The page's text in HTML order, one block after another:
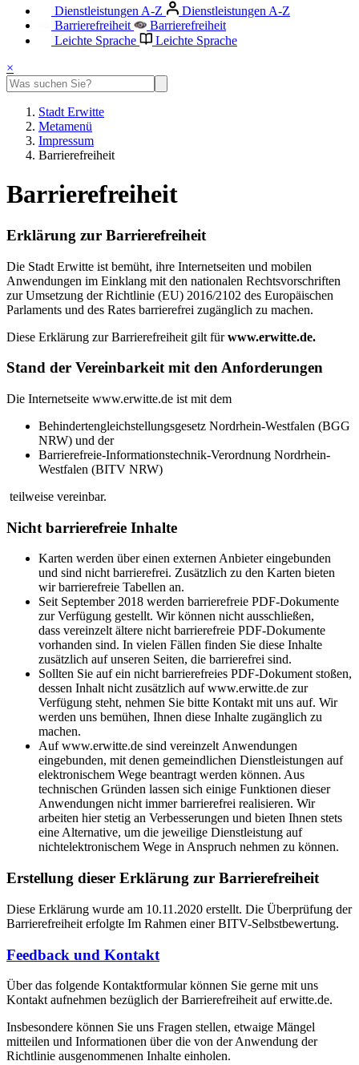
Dienstleistungen A-Z
Dienstleistungen A-Z
Barrierefreiheit
Barrierefreiheit
Leichte Sprache
Leichte Sprache
×
Stadt Erwitte
Metamenü
Impressum
Barrierefreiheit
Barrierefreiheit
Erklärung zur Barrierefreiheit
Die Stadt Erwitte ist bemüht, ihre Internetseiten und mobilen
Anwendungen im Einklang mit den nationalen Rechtsvorschriften
zur Umsetzung der Richtlinie (EU) 2016/2102 des Europäischen
Parlaments und des Rates barrierefrei zugänglich zu machen.
Diese Erklärung zur Barrierefreiheit gilt fürwww.erwitte.de.
Stand der Vereinbarkeit mit den Anforderungen
Die Internetseite www.erwitte.de ist mit dem
Behindertengleichstellungsgesetz Nordrhein-Westfalen (BGG
NRW) und der
Barrierefreie-Informationstechnik-Verordnung Nordrhein-
Westfalen (BITV NRW)
teilweise vereinbar.
Nicht barrierefreie Inhalte
Karten werden über einen externen Anbieter eingebunden
und sind nicht barrierefrei. Zusätzlich zu den Karten bieten
wir barrierefreie Tabellen an.
Seit September 2018 werden barrierefreie PDF-Dokumente
zur Verfügung gestellt. Wir können nicht ausschließen,
dass vereinzelt ältere nicht barrierefreie PDF-Dokumente
vorhanden sind. In vielen Fällen finden Sie diese Inhalte
zusätzlich auf unseren Seiten, die barrierefrei sind.
Sollten Sie auf ein nicht barrierefreies PDF-Dokument stoßen,
dessen Inhalt nicht zusätzlich auf www.erwitte.de zur
Verfügung steht, nehmen Sie bitte Kontakt mit uns auf. Wir
werden uns bemühen, Ihnen diese Inhalte zugänglich zu
machen.
Auf www.erwitte.de sind vereinzelt Anwendungen
eingebunden, mit denen gemeindlichen Dienstleistungen auf
elektronischem Wege beantragt werden können. Aus
technischen Gründen lassen sich einige Funktionen dieser
Anwendungen nicht immer barrierefrei realisieren. Wir
arbeiten hier stetig an Verbesserungen und bieten Ihnen stets
eine Alternative, um die jeweilige Dienstleistung auf
nichtelektronischem Wege in Anspruch nehmen zu können.
Erstellung dieser Erklärung zur Barrierefreiheit
Diese Erklärung wurde am 10.11.2020 erstellt. Die Überprüfung der
Barrierefreiheit erfolgte Im Rahmen einer BITV-Selbstbewertung.
Feedback und Kontakt
Über das folgende Kontaktformular können Sie gerne mit uns
Kontakt aufnehmen bezüglich der Barrierefreiheit auf erwitte.de.
Insbesondere können Sie uns Fragen stellen, etwaige Mängel
mitteilen und Informationen über die von der Anwendung der
Richtlinie ausgenommenen Inhalte einholen.